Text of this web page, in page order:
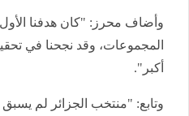
وأضاف محرز: "كان هدفنا الأول
المجموعات، وقد نجحنا في
أكبر".
وتابع: "منتخب الجزائر لم يسبق